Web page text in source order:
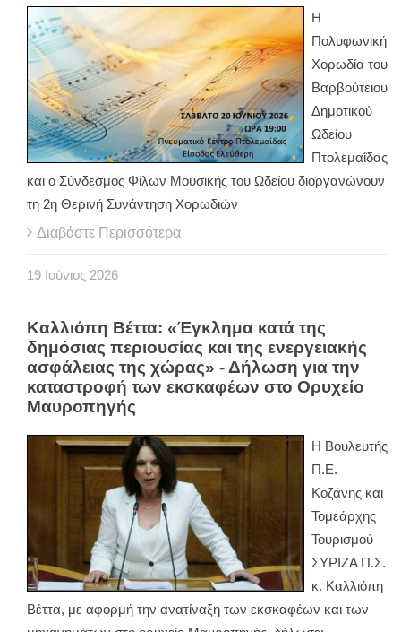
Η
Πολυφωνική
Χορωδία του
Βαρβούτειου
Δημοτικού
Ωδείου
Πτολεμαΐδας
και ο Σύνδεσμος Φίλων Μουσικής του Ωδείου διοργανώνουν
τη 2η Θερινή Συνάντηση Χορωδιών
Διαβάστε Περισσότερα
19 Ιούνιος 2026
Καλλιόπη Βέττα: «Έγκλημα κατά της
δημόσιας περιουσίας και της ενεργειακής
ασφάλειας της χώρας» - Δήλωση για την
καταστροφή των εκσκαφέων στο Ορυχείο
Μαυροπηγής
Η Βουλευτής
Π.Ε.
Κοζάνης και
Τομεάρχης
Τουρισμού
ΣΥΡΙΖΑ Π.Σ.
κ. Καλλιόπη
Βέττα, με αφορμή την ανατίναξη των εκσκαφέων και των